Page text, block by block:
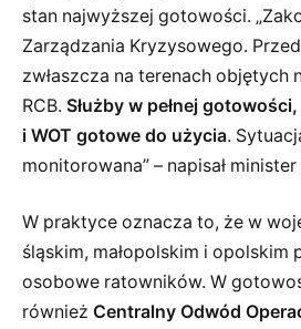
stan najwyższej gotowości.
Zarządzania Kryzysowego.
zwłaszcza na terenach objętych
RCB. Służby w pełnej
i WOT gotowe do użycia.
monitorowana” – napisał
W praktyce oznacza to, że w
śląskim, małopolskim i opolskim
osobowe ratowników. W
również Centralny Odwód